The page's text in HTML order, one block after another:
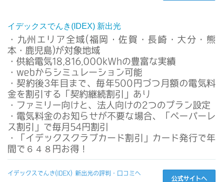
イデックスでんき(IDEX) 新出光
・九州エリア全域(福岡・佐賀・長崎・大分・熊
本・鹿児島)が対象地域
・供給電気18,816,000kWhの豊富な実績
・webからシミュレーション可能
・契約後3年目まで、毎年500円づつ月額の電気料
金を割引する「契約継続割引」あり
・ファミリー向けと、法人向けの2つのプラン設定
・電気料金のお知らせが不要な場合、「ペーパーレ
ス割引」で毎月54円割引
・「イデックスクラブカード割引」カード発行で年
間で６４８円お得！
イデックスでんき(IDEX) 新出光の評判・口コミへ
公式サイトへ